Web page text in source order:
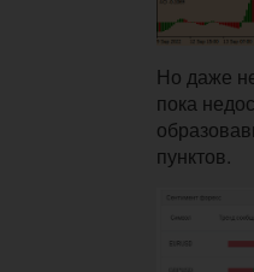
Но даже
пока
пунктов.